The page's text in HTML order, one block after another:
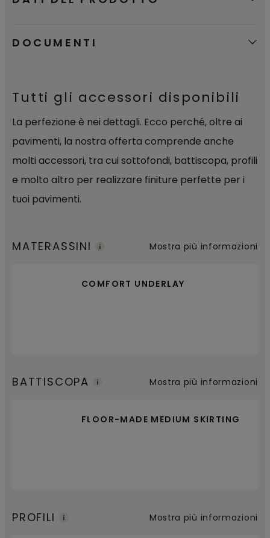
DOCUMENTI
Tutti gli accessori disponibili
La perfezione è nei dettagli. Ecco perché, oltre ai
pavimenti, la nostra offerta comprende anche
molti accessori, tra cui sottofondi, battiscopa, profili
e molto altro per realizzare finiture perfette per i
tuoi pavimenti.
MATERASSINI
COMFORT UNDERLAY
Mostra più informazioni
BATTISCOPA
FLOOR-MADE MEDIUM SKIRTING
Mostra più informazioni
PROFILI Mostra più informazioni